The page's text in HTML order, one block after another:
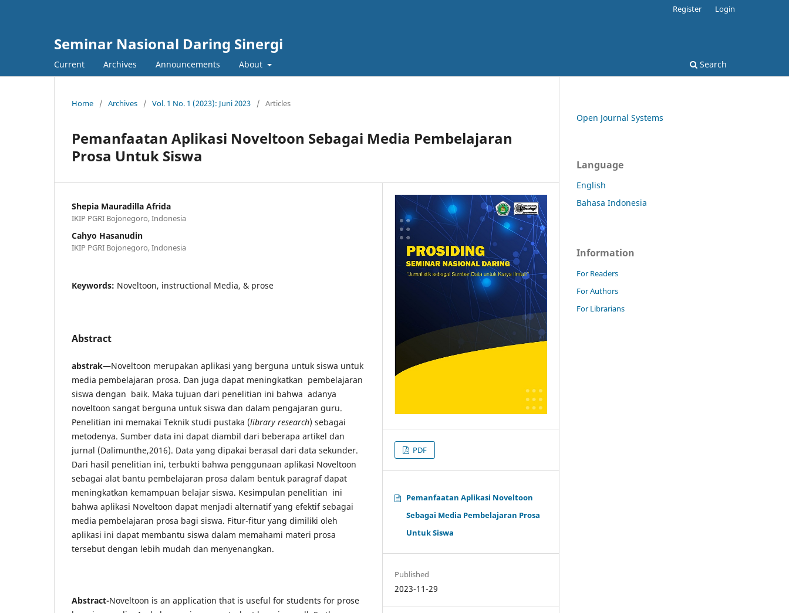
Seminar Nasional Daring Sinergi
Current Archives Announcements About Search
Register Login
Home / Archives / Vol. 1 No. 1 (2023): Juni 2023 / Articles
Pemanfaatan Aplikasi Noveltoon Sebagai Media Pembelajaran
Prosa Untuk Siswa
Shepia Mauradilla Afrida
IKIP PGRI Bojonegoro, Indonesia
Cahyo Hasanudin
IKIP PGRI Bojonegoro, Indonesia
Keywords: Noveltoon, instructional Media, & prose
Abstract
abstrak—Noveltoon merupakan aplikasi yang berguna untuk siswa untuk
media pembelajaran prosa. Dan juga dapat meningkatkan pembelajaran
siswa dengan baik. Maka tujuan dari penelitian ini bahwa adanya
noveltoon sangat berguna untuk siswa dan dalam pengajaran guru.
Penelitian ini memakai Teknik studi pustaka (library research) sebagai
metodenya. Sumber data ini dapat diambil dari beberapa artikel dan
jurnal (Dalimunthe,2016). Data yang dipakai berasal dari data sekunder.
Dari hasil penelitian ini, terbukti bahwa penggunaan aplikasi Noveltoon
sebagai alat bantu pembelajaran prosa dalam bentuk paragraf dapat
meningkatkan kemampuan belajar siswa. Kesimpulan penelitian ini
bahwa aplikasi Noveltoon dapat menjadi alternatif yang efektif sebagai
media pembelajaran prosa bagi siswa. Fitur-fitur yang dimiliki oleh
aplikasi ini dapat membantu siswa dalam memahami materi prosa
tersebut dengan lebih mudah dan menyenangkan.
Abstract-Noveltoon is an application that is useful for students for prose
PDF
Pemanfaatan Aplikasi Noveltoon
Sebagai Media Pembelajaran Prosa
Untuk Siswa
Published
2023-11-29
Open Journal Systems
Language
English
Bahasa Indonesia
Information
For Readers
For Authors
For Librarians